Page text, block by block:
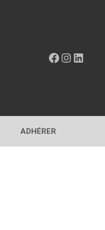
Facebook
ADHÉRER